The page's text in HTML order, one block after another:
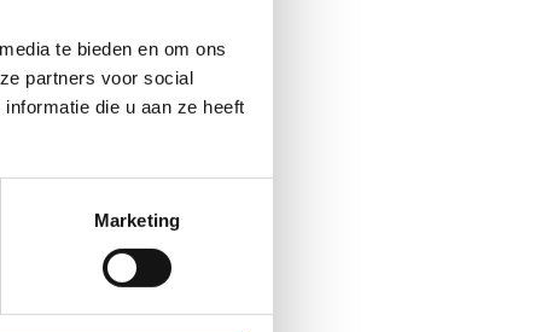
te bieden en om ons
partners voor social
die u aan ze heeft
Marketing